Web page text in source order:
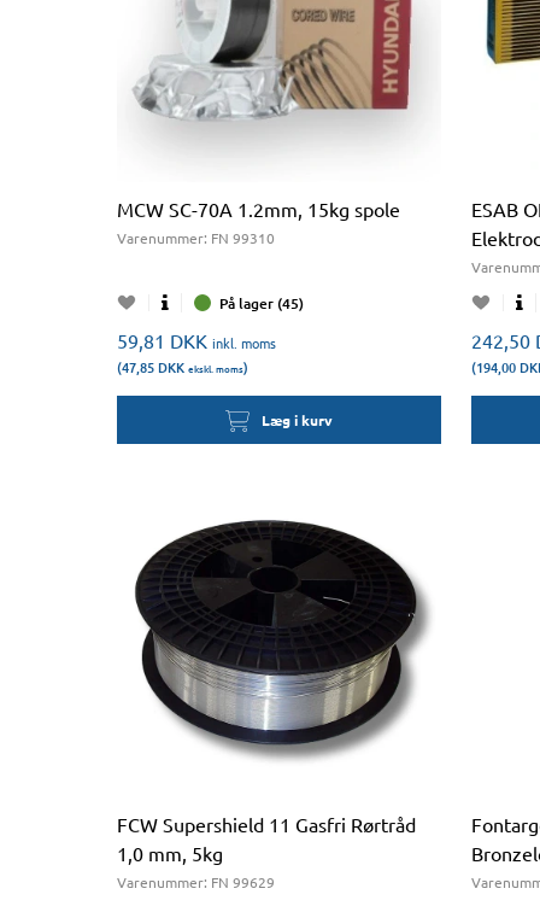
MCW SC-70A 1.2mm, 15kg spole
Varenummer: FN 99310
På lager (45)
59,81 DKK inkl. moms
(47,85 DKK ekskl. moms)
Læg i kurv
ESAB
242,50
(194,00
FCW Supershield 11 Gasfri Rørtråd
1,0 mm, 5kg
Varenummer: FN 99629